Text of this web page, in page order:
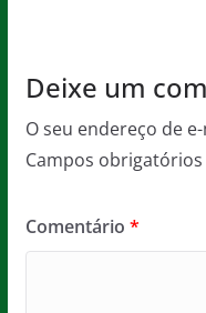
Deixe um
O seu endereço de
Campos
Comentário *